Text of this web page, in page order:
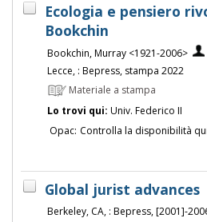
Ecologia e pensiero
Bookchin
Bookchin, Murray <1921-2006>
Lecce, : Bepress, stampa 2022
Materiale a stampa
Lo trovi qui: Univ. Federico II
Opac: Controlla la disponibilità
Global jurist advances
Berkeley, CA, : Bepress, [2001]-